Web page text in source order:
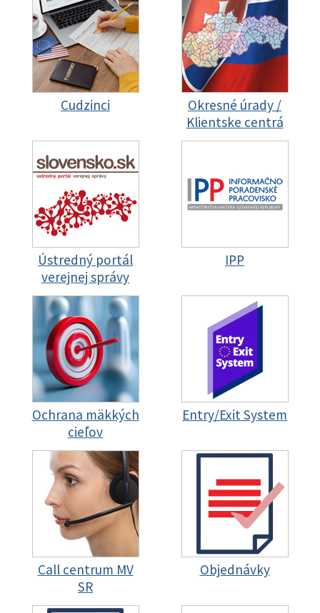
Cudzinci
Okresné úrady /
Klientske centrá
Ústredný portál
verejnej správy
IPP
Ochrana mäkkých
cieľov
Entry/Exit System
Call centrum MV
SR
Objednávky